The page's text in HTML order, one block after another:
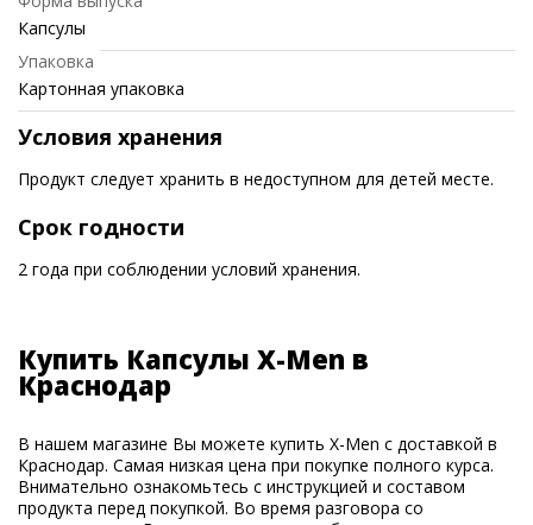
Капсулы
Упаковка
Картонная упаковка
Условия хранения
Продукт следует хранить в недоступном для детей месте.
Срок годности
2 года при соблюдении условий хранения.
Купить Капсулы X-Men в
Краснодар
В нашем магазине Вы можете купить X-Men с доставкой в
Краснодар. Самая низкая цена при покупке полного курса.
Внимательно ознакомьтесь с инструкцией и составом
продукта перед покупкой. Во время разговора со